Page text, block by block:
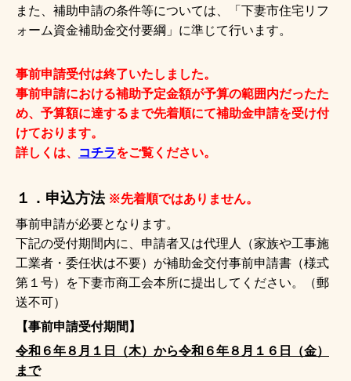
また、補助申請の条件等については、「下妻市住宅リフ
ォーム資金補助金交付要綱」に準じて行います。
事前申請受付は終了いたしました。
事前申請における補助予定金額が予算の範囲内だったた
め、予算額に達するまで先着順にて補助金申請を受け付
けております。
詳しくは、
コチラをご覧ください。
１．申込方法 ※先着順ではありません。
事前申請が必要となります。
下記の受付期間内に、申請者又は代理人（家族や工事施
工業者・委任状は不要）が補助金交付事前申請書（様式
第１号）を下妻市商工会本所に提出してください。（郵
送不可）
【事前申請受付期間】
令和６年８月１日（木）から令和６年８月１６日（金）
まで